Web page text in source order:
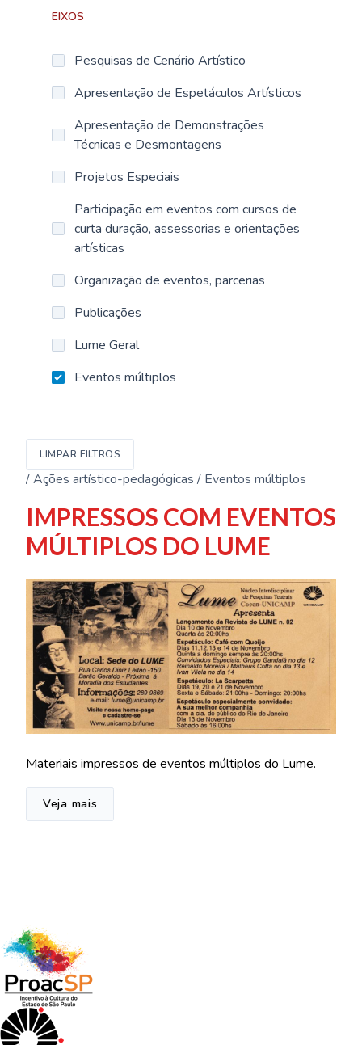
EIXOS
Pesquisas de Cenário Artístico
Apresentação de Espetáculos Artísticos
Apresentação de Demonstrações
Técnicas e Desmontagens
Projetos Especiais
Participação em eventos com cursos de
curta duração, assessorias e orientações
artísticas
Organização de eventos, parcerias
Publicações
Lume Geral
Eventos múltiplos
LIMPAR FILTROS
/ Ações artístico-pedagógicas / Eventos múltiplos
IMPRESSOS COM EVENTOS
MÚLTIPLOS DO LUME
Materiais impressos de eventos múltiplos do Lume.
Veja mais